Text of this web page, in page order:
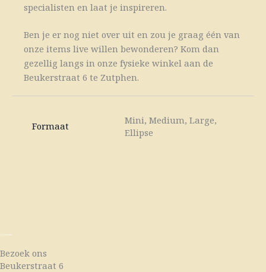
specialisten en laat je inspireren.
Ben je er nog niet over uit en zou je graag één van
onze items live willen bewonderen? Kom dan
gezellig langs in onze fysieke winkel aan de
Beukerstraat 6 te Zutphen.
Formaat
Mini, Medium, Large,
Ellipse
Bezoek ons
Beukerstraat 6